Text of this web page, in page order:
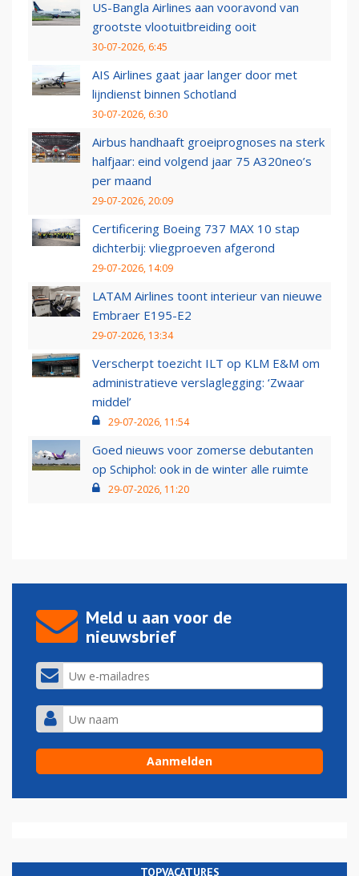
US-Bangla Airlines aan vooravond van
grootste vlootuitbreiding ooit
30-07-2026, 6:45
AIS Airlines gaat jaar langer door met
lijndienst binnen Schotland
30-07-2026, 6:30
Airbus handhaaft groeiprognoses na sterk
halfjaar: eind volgend jaar 75 A320neo’s
per maand
29-07-2026, 20:09
Certificering Boeing 737 MAX 10 stap
dichterbij: vliegproeven afgerond
29-07-2026, 14:09
LATAM Airlines toont interieur van nieuwe
Embraer E195-E2
29-07-2026, 13:34
Verscherpt toezicht ILT op KLM E&M om
administratieve verslaglegging: ‘Zwaar
middel’
29-07-2026, 11:54
Goed nieuws voor zomerse debutanten
op Schiphol: ook in de winter alle ruimte
29-07-2026, 11:20
Meld u aan voor de
nieuwsbrief
TOPVACATURES